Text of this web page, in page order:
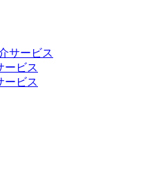
サービス
ービス
ービス